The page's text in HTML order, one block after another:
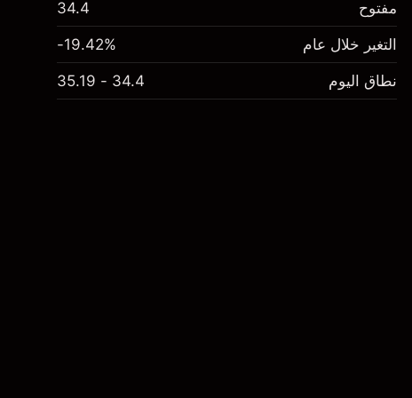
مفتوح 34.4
التغير خلال عام -19.42%
نطاق اليوم 34.4 - 35.19